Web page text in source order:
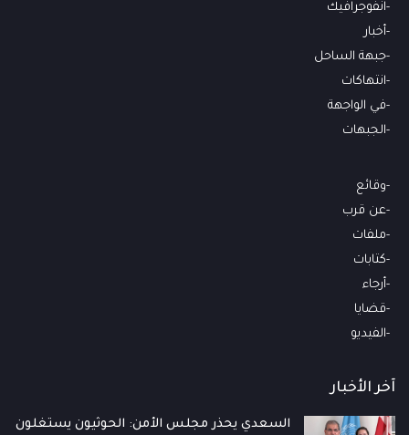
انفوجرافيك
أخبار
جبهة الساحل
انتهاكات
في الواجهة
الجبهات
وقائع
عن قرب
ملفات
كتابات
أرجاء
قضايا
الفيديو
آخر الأخبار
السعدي يحذر مجلس الأمن: الحوثيون يستغلون